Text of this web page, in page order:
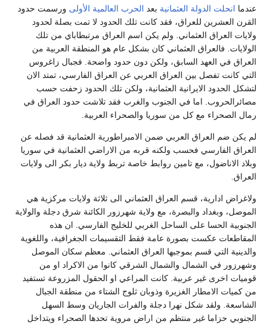
عندما انحلت الدولة العثمانية بعد الحرب العالمية الأولى ورسمت حدود
القرن العشرين للعراق، فقد كانت تلك الحدود لا تمت بصلة لحدود
ولايات العراق العثماني. ولم يكن اسم العراق مرتبطاباي من تلك
الولايات. فالعراق العثماني كان بشكل عام هو المنطقة العربية من
العراق في العهد السابق، ولكن دون حدود واضحة. فجبال زاغروس
التي كانت تفصل بين العراق العربي عن العراق الفارسي، تمتد الان
لتشكل الحدود الايرانية العثمانية، ولكن تلك الحدود زحفت حسب
مصائرالحروب. اما في الجنوب والغرب فقد تلاشت حدود العراق في
رمال الصحراء مع كل من سوريا والصحراء العربية.
لم يكن ضم العراق العربي ضمن الامبراطورية العثمانية قد فصله عن
العراق الفارسي فحسب ولكنه قربه من الاراضي العثمانية في سوريا
وبلاد الاناضول، مع تامين روابط خاصة تربط ولاية ديار بكر الى ولايات
العراق.
ولاغراض ادارية، قسم العراق العثماني الى ثلاثة ولايات مركزية هي
الموصل، وبغداد والبصرة، مع ولاية شهرزور الكائنة شرق دجلة والولاية
الجنوبية الحسا على الساحل الغربي للخليج الفارسي. ان هذه
المقاطعات عكست بصورة عامة فقط التقسيمات الجغرافية، واللغوية
والدينية التي قسم بموجبها العراق العثماني. معظم سكان الموصل
وشهرزور في الشمال والشمال الشرقي كانوا من الاكراد او من
قوميات اخرى غير عربية. كانت المراعي او الحقول المزروعة تستفيد
من كميات الامطار الغزيرة وذوبان ثلوج الشتاء من منطقة الجبال
الشاسعة. ولقد شكل نهرا دجلة والفرات الجاريان وسط السهل
الجنوبي حزاما غير منتظم من اراض مروية تحدها الصحراء ويتداخل